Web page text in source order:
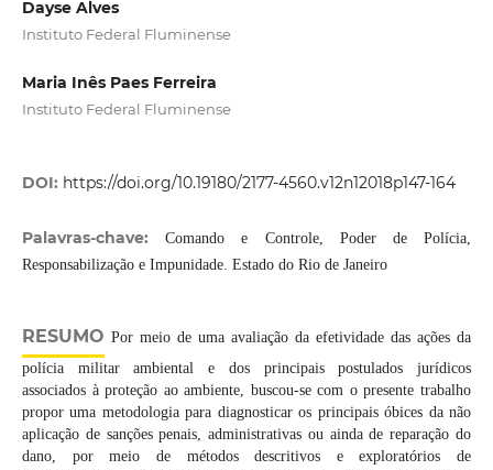
Dayse Alves
Instituto Federal Fluminense
Maria Inês Paes Ferreira
Instituto Federal Fluminense
DOI: https://doi.org/10.19180/2177-4560.v12n12018p147-164
Palavras-chave:Comando e Controle, Poder de Polícia,
Responsabilização e Impunidade. Estado do Rio de Janeiro
RESUMO Por meio de uma avaliação da efetividade das ações da
polícia militar ambiental e dos principais postulados jurídicos
associados à proteção ao ambiente, buscou-se com o presente trabalho
propor uma metodologia para diagnosticar os principais óbices da não
aplicação de sanções penais, administrativas ou ainda de reparação do
dano, por meio de métodos descritivos e exploratórios de